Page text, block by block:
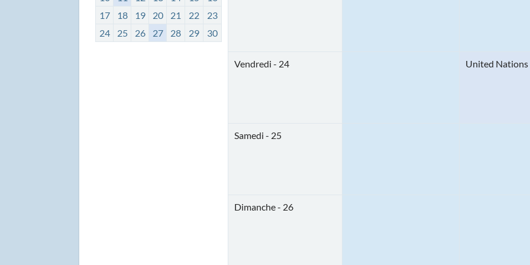
17
18 19 20 21 22
23
24
25 26 27 28 29 30
Vendredi - 24 United Nations
Samedi - 25
Dimanche - 26